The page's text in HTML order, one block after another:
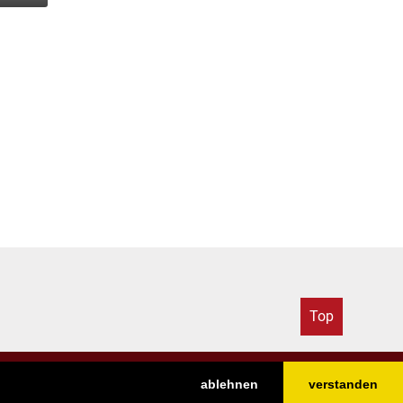
ablehnen verstanden
Top